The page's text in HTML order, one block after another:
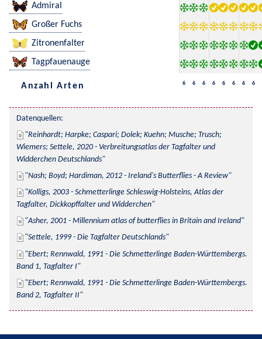
Admiral
Großer Fuchs
Zitronenfalter
Tagpfauenauge
Anzahl Arten 6 6 6 6 6 6 6 6
Datenquellen:
Reinhardt; Harpke; Caspari; Dolek; Kuehn; Musche; Trusch;
Wiemers; Settele, 2020 - Verbreitungsatlas der Tagfalter und
Widderchen Deutschlands
Nash; Boyd; Hardiman, 2012 - Ireland's Butterflies - A Review
Kolligs, 2003 - Schmetterlinge Schleswig-Holsteins, Atlas der
Tagfalter, Dickkopffalter und Widderchen
Asher, 2001 - Millennium atlas of butterflies in Britain and Ireland
Settele, 1999 - Die Tagfalter Deutschlands
Ebert; Rennwald, 1991 - Die Schmetterlinge Baden-Württembergs.
Band 1, Tagfalter I
Ebert; Rennwald, 1991 - Die Schmetterlinge Baden-Württembergs.
Band 2, Tagfalter II